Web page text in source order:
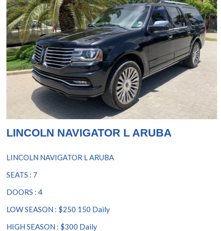
LINCOLN NAVIGATOR L ARUBA
LINCOLN NAVIGATOR L ARUBA
SEATS : 7
DOORS : 4
LOW SEASON : $250 150 Daily
HIGH SEASON : $300 Daily